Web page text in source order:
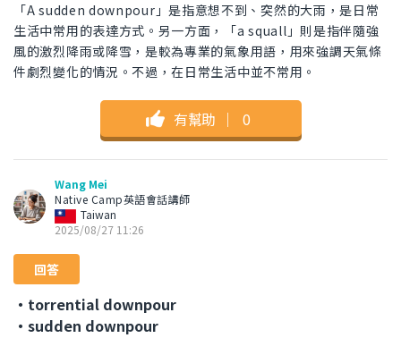
「A sudden downpour」是指意想不到、突然的大雨，是日常
生活中常用的表達方式。另一方面，「a squall」則是指伴隨強
風的激烈降雨或降雪，是較為專業的氣象用語，用來強調天氣條
件劇烈變化的情況。不過，在日常生活中並不常用。
有幫助 ｜ 0
Wang Mei
Native Camp英語會話講師
Taiwan
2025/08/27 11:26
回答
・torrential downpour
・sudden downpour